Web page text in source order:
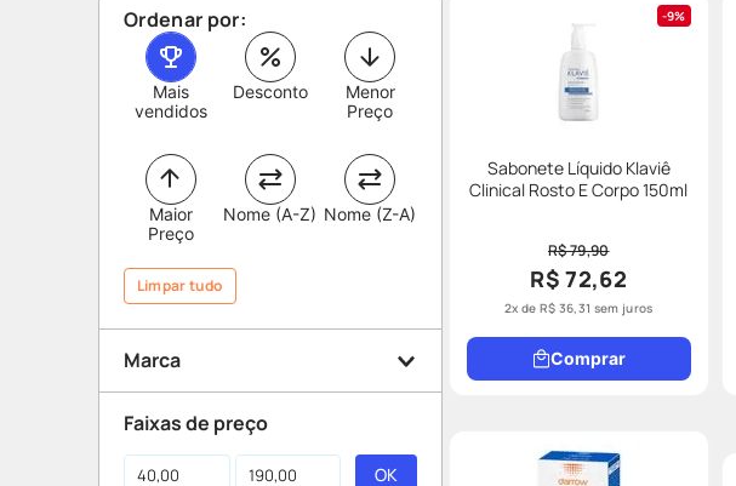
Ordenar por:
Mais
vendidos
Desconto
Maior
Preço
Menor
Preço
Nome (A-Z) Nome (Z-A)
Marca
Theraskin
Faixas de preço
Limpar tudo
9%
Sabonete Líquido Klaviê
Clinical Rosto E Corpo 150ml
R$ 79,90
R$ 72,62
2x de R$ 36,31 sem juros
Comprar